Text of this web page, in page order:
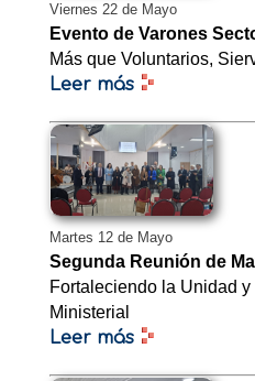
Viernes 22 de Mayo
Evento de Varones
Más que Voluntarios,
Leer más
Martes 12 de Mayo
Segunda Reunión de
Fortaleciendo la Unidad
Ministerial
Leer más